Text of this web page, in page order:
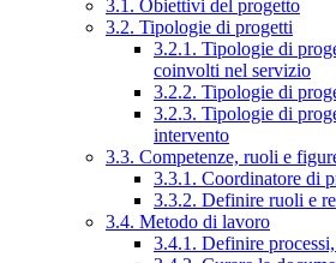
3.1. Obiettivi del progetto
3.2. Tipologie di progetti
3.2.1. Tipologie di
coinvolti nel servizio
3.2.2. Tipologie di
3.2.3. Tipologie di
intervento
3.3. Competenze, ruoli e
3.3.1. Coordinatore di
3.3.2. Definire ruoli e
3.4. Metodo di lavoro
3.4.1. Definire